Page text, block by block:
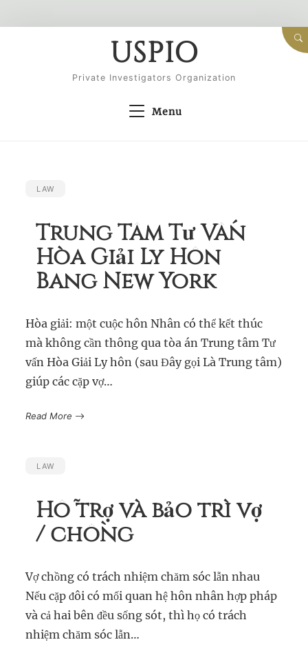
USPIO
Private Investigators Organization
Menu
LAW
Trung Tâm Tư Vấn
Hòa Giải Ly Hôn
Bang New York
Hòa giải: một cuộc hôn Nhân có thể kết thúc
mà không cần thông qua tòa án Trung tâm Tư
vấn Hòa Giải Ly hôn (sau Đây gọi Là Trung tâm)
giúp các cặp vợ…
Read More
LAW
Hỗ trợ và bảo trì vợ
/ chồng
Vợ chồng có trách nhiệm chăm sóc lẫn nhau
Nếu cặp đôi có mối quan hệ hôn nhân hợp pháp
và cả hai bên đều sống sót, thì họ có trách
nhiệm chăm sóc lẫn…